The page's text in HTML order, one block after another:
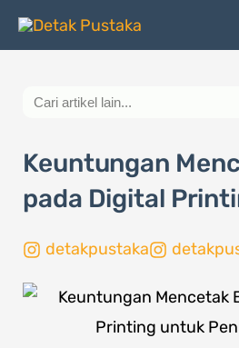
Lewati
Search
Keuntungan
pada Digital
detakpustaka